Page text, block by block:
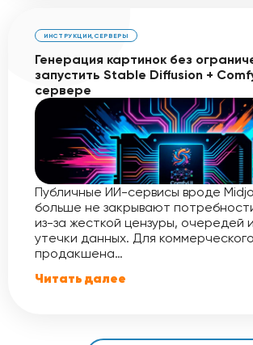
ИНСТРУКЦИИ, СЕРВЕРЫ
Генерация картинок без
запустить Stable Diffusion +
сервере
Публичные ИИ-сервисы вроде
больше не закрывают
из-за жесткой цензуры, очередей
утечки данных. Для коммерческого
продакшена…
Читать далее